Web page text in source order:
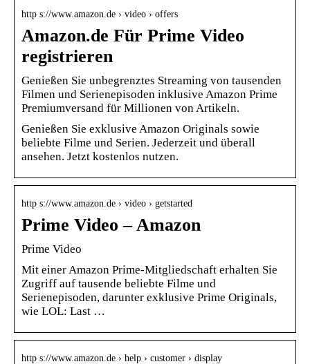
http s://www.amazon.de › video › offers
Amazon.de Für Prime Video
registrieren
Genießen Sie unbegrenztes Streaming von tausenden
Filmen und Serienepisoden inklusive Amazon Prime
Premiumversand für Millionen von Artikeln.
Genießen Sie exklusive Amazon Originals sowie
beliebte Filme und Serien. Jederzeit und überall
ansehen. Jetzt kostenlos nutzen.
http s://www.amazon.de › video › getstarted
Prime Video – Amazon
Prime Video
Mit einer Amazon Prime-Mitgliedschaft erhalten Sie
Zugriff auf tausende beliebte Filme und
Serienepisoden, darunter exklusive Prime Originals,
wie LOL: Last …
http s://www.amazon.de › help › customer › display